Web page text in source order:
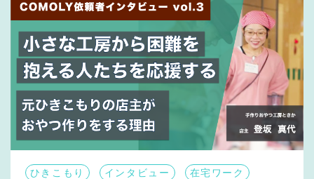
ひきこもり インタビュー 在宅ワーク